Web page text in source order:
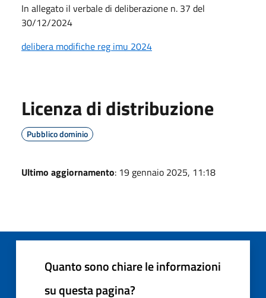
In allegato il verbale di deliberazione n. 37 del
30/12/2024
delibera modifiche reg imu 2024
Licenza di distribuzione
Pubblico dominio
Ultimo aggiornamento: 19 gennaio 2025, 11:18
Quanto sono chiare le informazioni
su questa pagina?